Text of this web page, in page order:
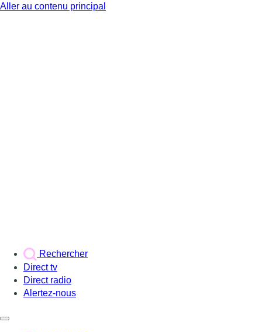
Aller au contenu principal
Rechercher
Direct tv
Direct radio
Alertez-nous